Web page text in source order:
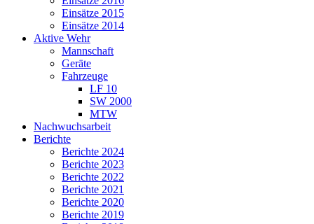
Einsätze 2015
Einsätze 2014
Aktive Wehr
Mannschaft
Geräte
Fahrzeuge
LF 10
SW 2000
MTW
Nachwuchsarbeit
Berichte
Berichte 2024
Berichte 2023
Berichte 2022
Berichte 2021
Berichte 2020
Berichte 2019